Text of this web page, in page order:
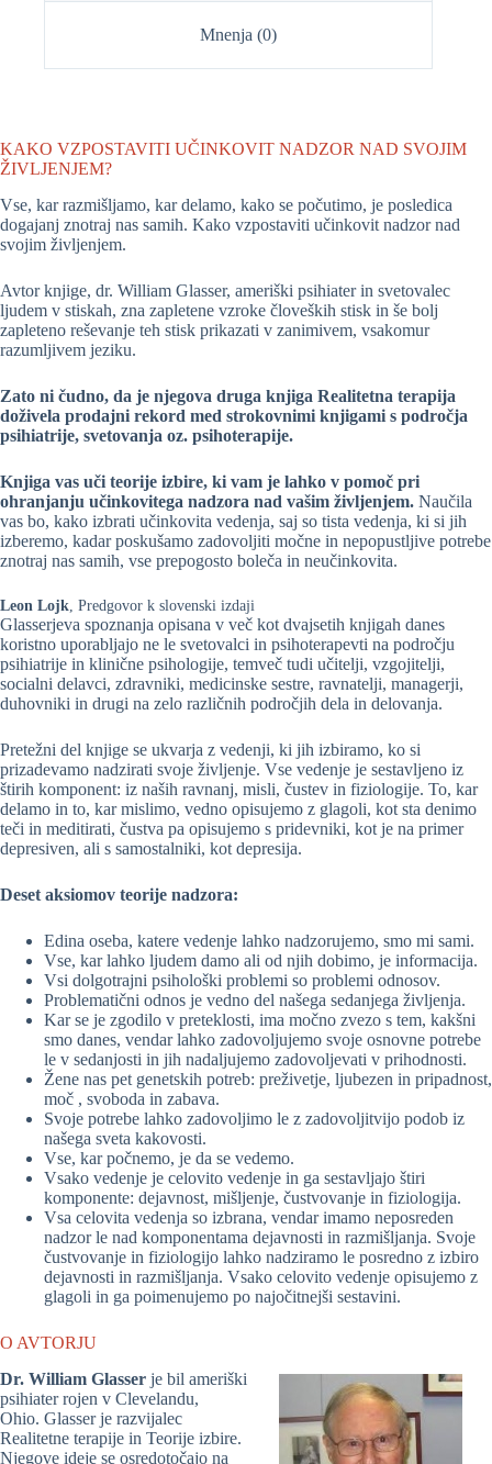
Mnenja (0)
KAKO VZPOSTAVITI UČINKOVIT NADZOR NAD SVOJIM
ŽIVLJENJEM?
Vse, kar razmišljamo, kar delamo, kako se počutimo, je posledica
dogajanj znotraj nas samih. Kako vzpostaviti učinkovit nadzor nad
svojim življenjem.
Avtor knjige, dr. William Glasser, ameriški psihiater in svetovalec
ljudem v stiskah, zna zapletene vzroke človeških stisk in še bolj
zapleteno reševanje teh stisk prikazati v zanimivem, vsakomur
razumljivem jeziku.
Zato ni čudno, da je njegova druga knjiga Realitetna terapija
doživela prodajni rekord med strokovnimi knjigami s področja
psihiatrije, svetovanja oz. psihoterapije.
Knjiga vas uči teorije izbire, ki vam je lahko v pomoč pri
ohranjanju učinkovitega nadzora nad vašim življenjem. Naučila
vas bo, kako izbrati učinkovita vedenja, saj so tista vedenja, ki si jih
izberemo, kadar poskušamo zadovoljiti močne in nepopustljive potrebe
znotraj nas samih, vse prepogosto boleča in neučinkovita.
Leon Lojk , Predgovor k slovenski izdaji
Glasserjeva spoznanja opisana v več kot dvajsetih knjigah danes
koristno uporabljajo ne le svetovalci in psihoterapevti na področju
psihiatrije in klinične psihologije, temveč tudi učitelji, vzgojitelji,
socialni delavci, zdravniki, medicinske sestre, ravnatelji, managerji,
duhovniki in drugi na zelo različnih področjih dela in delovanja.
Pretežni del knjige se ukvarja z vedenji, ki jih izbiramo, ko si
prizadevamo nadzirati svoje življenje. Vse vedenje je sestavljeno iz
štirih komponent: iz naših ravnanj, misli, čustev in fiziologije. To, kar
delamo in to, kar mislimo, vedno opisujemo z glagoli, kot sta denimo
teči in meditirati, čustva pa opisujemo s pridevniki, kot je na primer
depresiven, ali s samostalniki, kot depresija.
Deset aksiomov teorije nadzora:
Edina oseba, katere vedenje lahko nadzorujemo, smo mi sami.
Vse, kar lahko ljudem damo ali od njih dobimo, je informacija.
Vsi dolgotrajni psihološki problemi so problemi odnosov.
Problematični odnos je vedno del našega sedanjega življenja.
Kar se je zgodilo v preteklosti, ima močno zvezo s tem, kakšni
smo danes, vendar lahko zadovoljujemo svoje osnovne potrebe
le v sedanjosti in jih nadaljujemo zadovoljevati v prihodnosti.
Žene nas pet genetskih potreb: preživetje, ljubezen in pripadnost,
moč , svoboda in zabava.
Svoje potrebe lahko zadovoljimo le z zadovoljitvijo podob iz
našega sveta kakovosti.
Vse, kar počnemo, je da se vedemo.
Vsako vedenje je celovito vedenje in ga sestavljajo štiri
komponente: dejavnost, mišljenje, čustvovanje in fiziologija.
Vsa celovita vedenja so izbrana, vendar imamo neposreden
nadzor le nad komponentama dejavnosti in razmišljanja. Svoje
čustvovanje in fiziologijo lahko nadziramo le posredno z izbiro
dejavnosti in razmišljanja. Vsako celovito vedenje opisujemo z
glagoli in ga poimenujemo po najočitnejši sestavini.
O AVTORJU
Dr. William Glasser je bil ameriški
psihiater rojen v Clevelandu,
Ohio. Glasser je razvijalec
Realitetne terapije in Teorije izbire.
Njegove ideje se osredotočajo na